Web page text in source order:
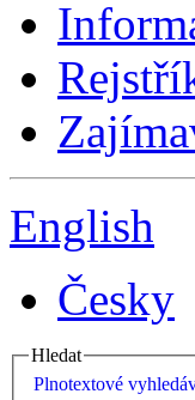
English
Česky
Hledat
Plnotextové